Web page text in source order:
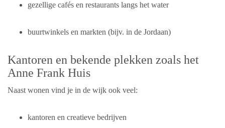
gezellige cafés en restaurants langs het water
buurtwinkels en markten (bijv. in de Jordaan)
Kantoren en bekende plekken zoals het
Anne Frank Huis
Naast wonen vind je in de wijk ook veel:
kantoren en creatieve bedrijven